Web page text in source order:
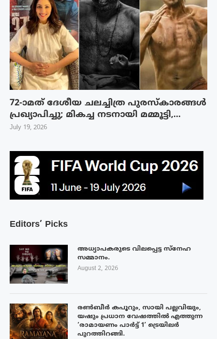
Editors’ Picks
അധ്യാപകരുടെ വിലപ്പെട്ട സ്നേഹ
സമ്മാനം.
August 2, 2026
രൺബീർ കപൂറും, സായി പല്ലവിയും,
യഷും പ്രധാന വേഷത്തിൽ എത്തുന്ന
‘രാമായണം പാർട്ട് 1’ ട്രെയിലർ
പുറത്തിറങ്ങി.
72-ാമത് ദേശീയ ചലച്ചിത്ര പുരസ്‌കാരങ്ങള്‍
പ്രഖ്യാപിച്ചു; മികച്ച നടനായി മമ്മൂട്ടി,...
July 19, 2026